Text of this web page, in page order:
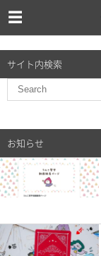
サイト内検索
お知らせ